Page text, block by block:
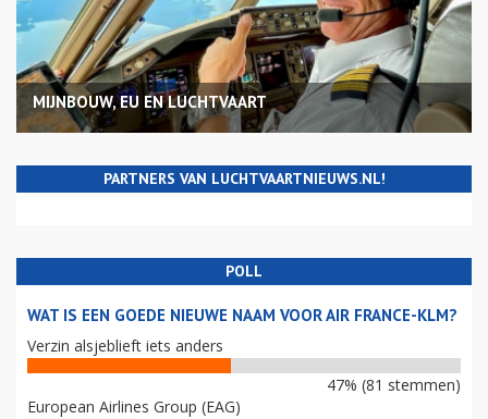
MIJNBOUW, EU EN LUCHTVAART
PARTNERS VAN LUCHTVAARTNIEUWS.NL!
POLL
WAT IS EEN GOEDE NIEUWE NAAM VOOR AIR FRANCE-KLM?
Verzin alsjeblieft iets anders
47% (81 stemmen)
European Airlines Group (EAG)